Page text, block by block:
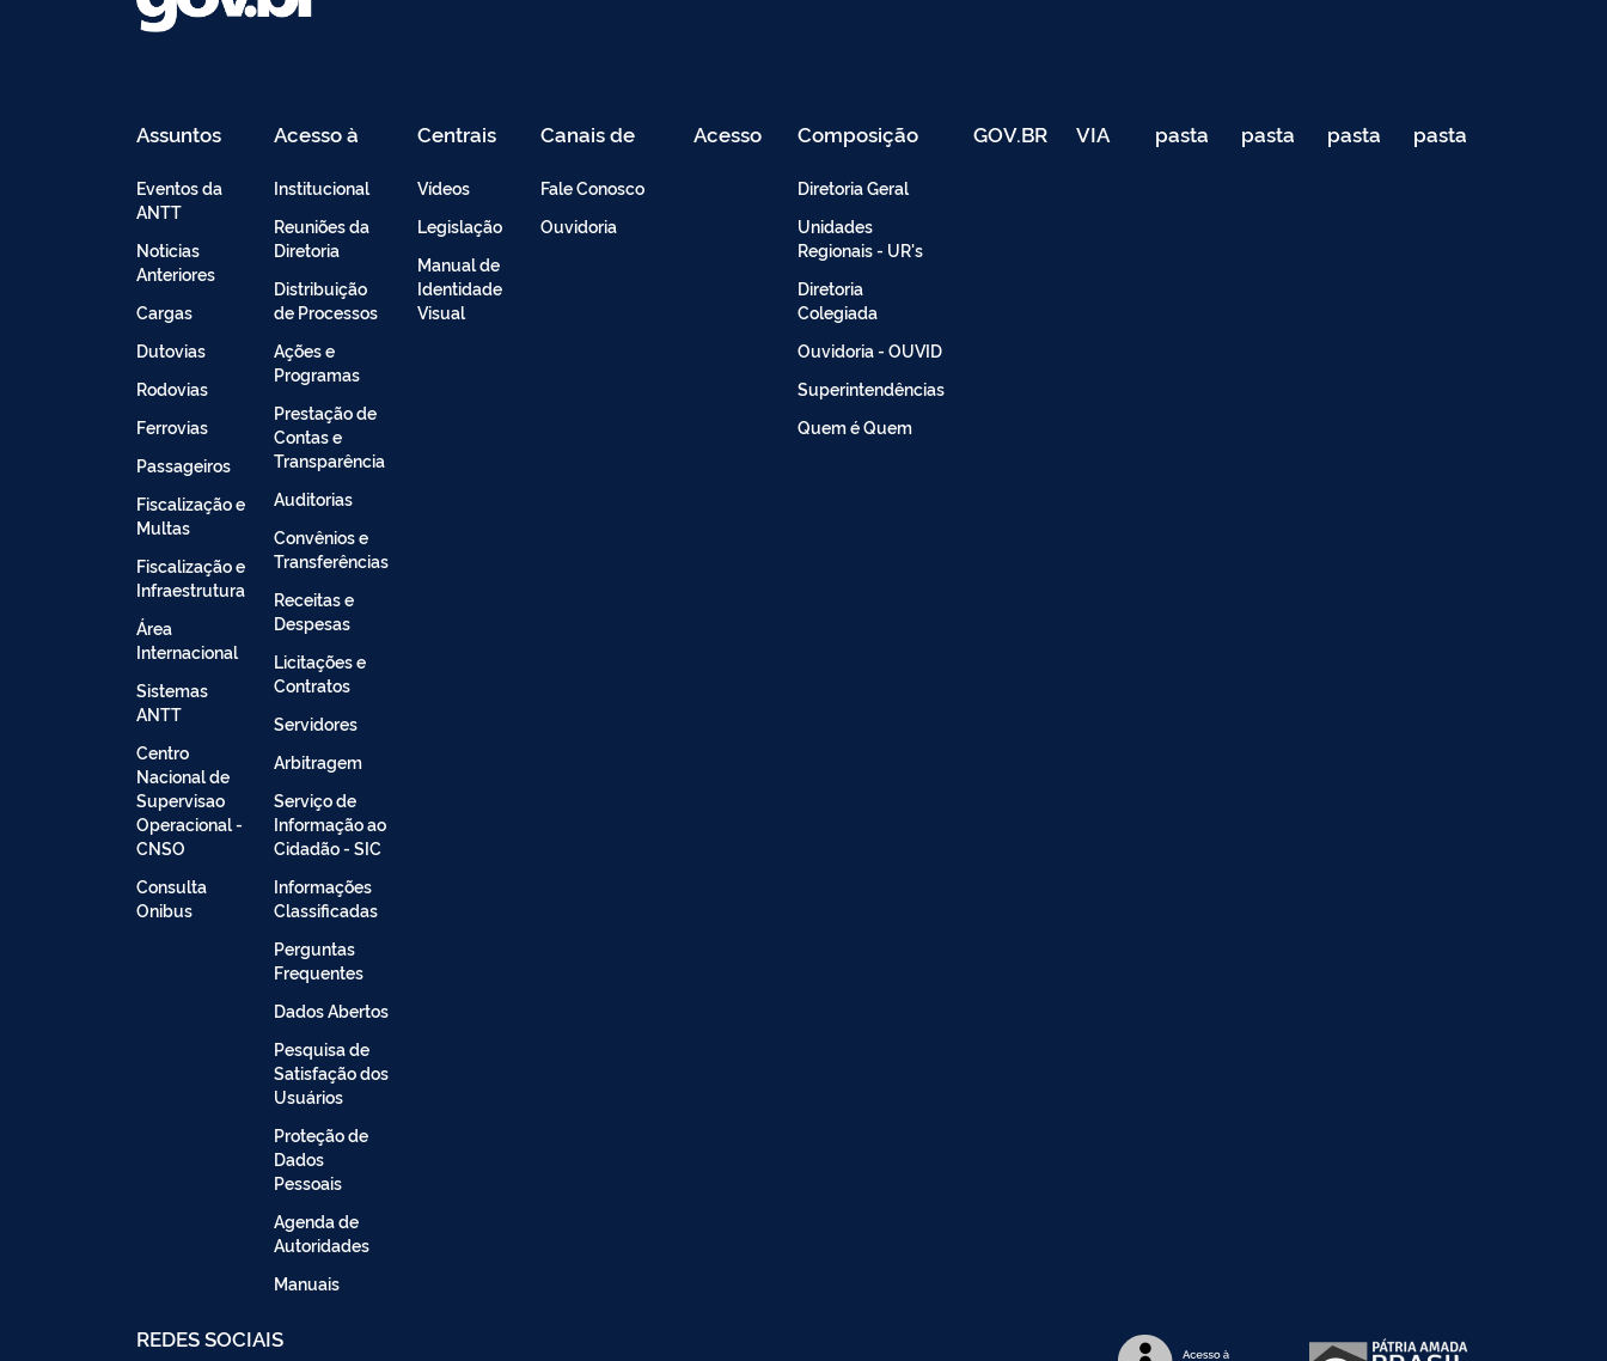
Assuntos
Eventos da
ANTT
Noticias
Anteriores
Cargas
Dutovias
Rodovias
Ferrovias
Passageiros
Fiscalização e
Multas
Fiscalização e
Infraestrutura
Área
Internacional
Sistemas
ANTT
Centro
Nacional de
Supervisao
Operacional -
CNSO
Consulta
Onibus
Acesso à
Institucional
Reuniões da
Diretoria
Distribuição
de Processos
Ações e
Programas
Prestação de
Contas e
Transparência
Auditorias
Convênios e
Transferências
Receitas e
Despesas
Licitações e
Contratos
Servidores
Arbitragem
Serviço de
Informação ao
Cidadão - SIC
Informações
Classificadas
Perguntas
Frequentes
Dados Abertos
Pesquisa de
Satisfação dos
Usuários
Proteção de
Dados
Pessoais
Agenda de
Autoridades
Manuais
Centrais
Vídeos
Legislação
Manual de
Identidade
Visual
Canais de
Fale Conosco
Ouvidoria
Acesso Composição
Diretoria Geral
Unidades
Regionais - UR's
Diretoria
Colegiada
Ouvidoria - OUVID
Superintendências
Quem é Quem
GOV.BR VIA pasta
de
pasta
de
pasta
de
pasta
de
REDES SOCIAIS